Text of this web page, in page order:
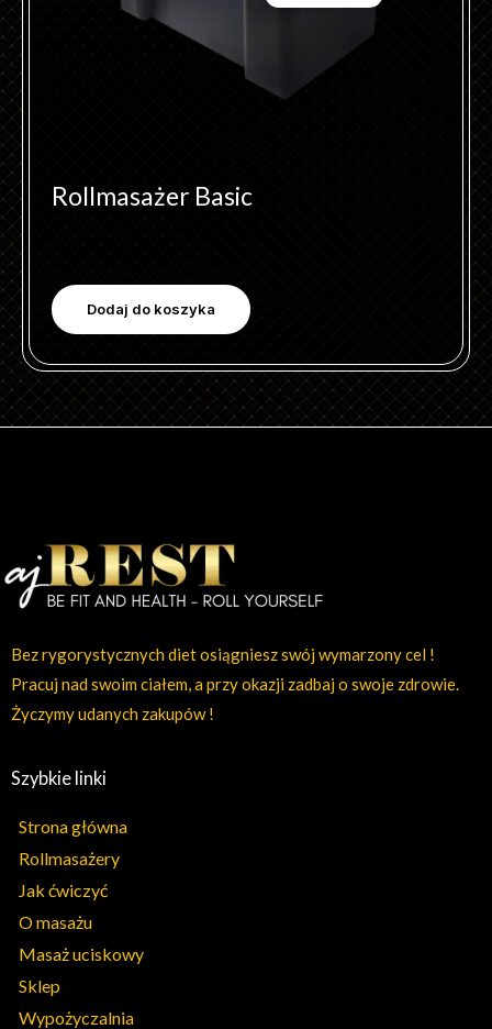
Rollmasażer Basic
Dodaj do koszyka
Bez rygorystycznych diet osiągniesz swój wymarzony cel !
Pracuj nad swoim ciałem, a przy okazji zadbaj o swoje zdrowie.
Życzymy udanych zakupów !
Szybkie linki
Strona główna
Rollmasażery
Jak ćwiczyć
O masażu
Masaż uciskowy
Sklep
Wypożyczalnia